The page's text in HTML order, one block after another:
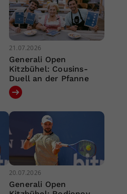
21.07.2026
Generali Open
Kitzbühel: Cousins-
Duell an der Pfanne
20.07.2026
Generali Open